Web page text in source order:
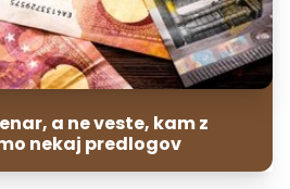
a ne veste, kam z
nekaj predlogov